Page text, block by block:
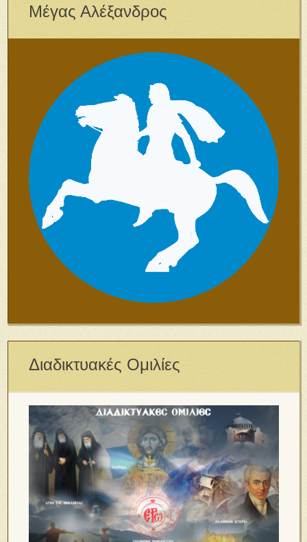
Μέγας Αλέξανδρος
Διαδικτυακές Ομιλίες